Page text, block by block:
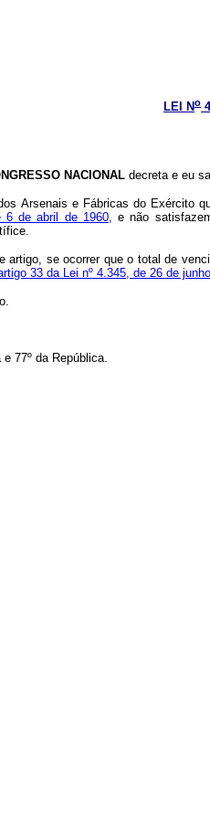
LEI No
NACIONAL decreta e eu
Arsenais e Fábricas do Exército
6 de abril de 1960, e não
artigo, se ocorrer que o total de
33 da Lei nº 4.345, de 26 de
77º da República.